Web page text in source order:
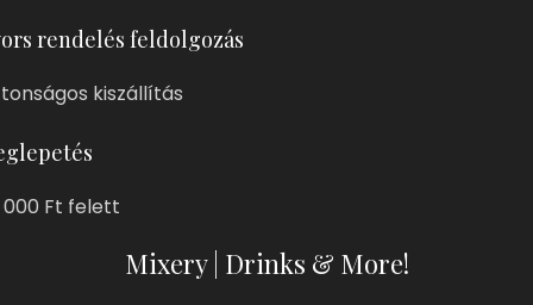
rendelés feldolgozás
kiszállítás
000 Ft felett
Mixery | Drinks & More!